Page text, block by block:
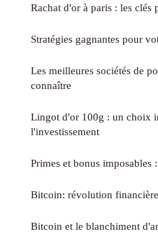
Rachat d'or à paris : les clés
Stratégies gagnantes pour
Les meilleures sociétés de
connaître
Lingot d'or 100g : un choix
l'investissement
Primes et bonus imposables
Bitcoin: révolution
Bitcoin et le blanchiment